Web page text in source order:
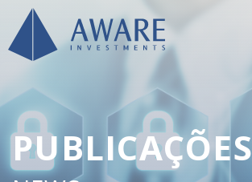
PUBLICAÇÕES